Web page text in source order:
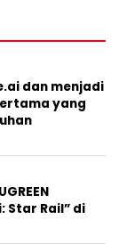
dan menjadi
yang
Star Rail” di